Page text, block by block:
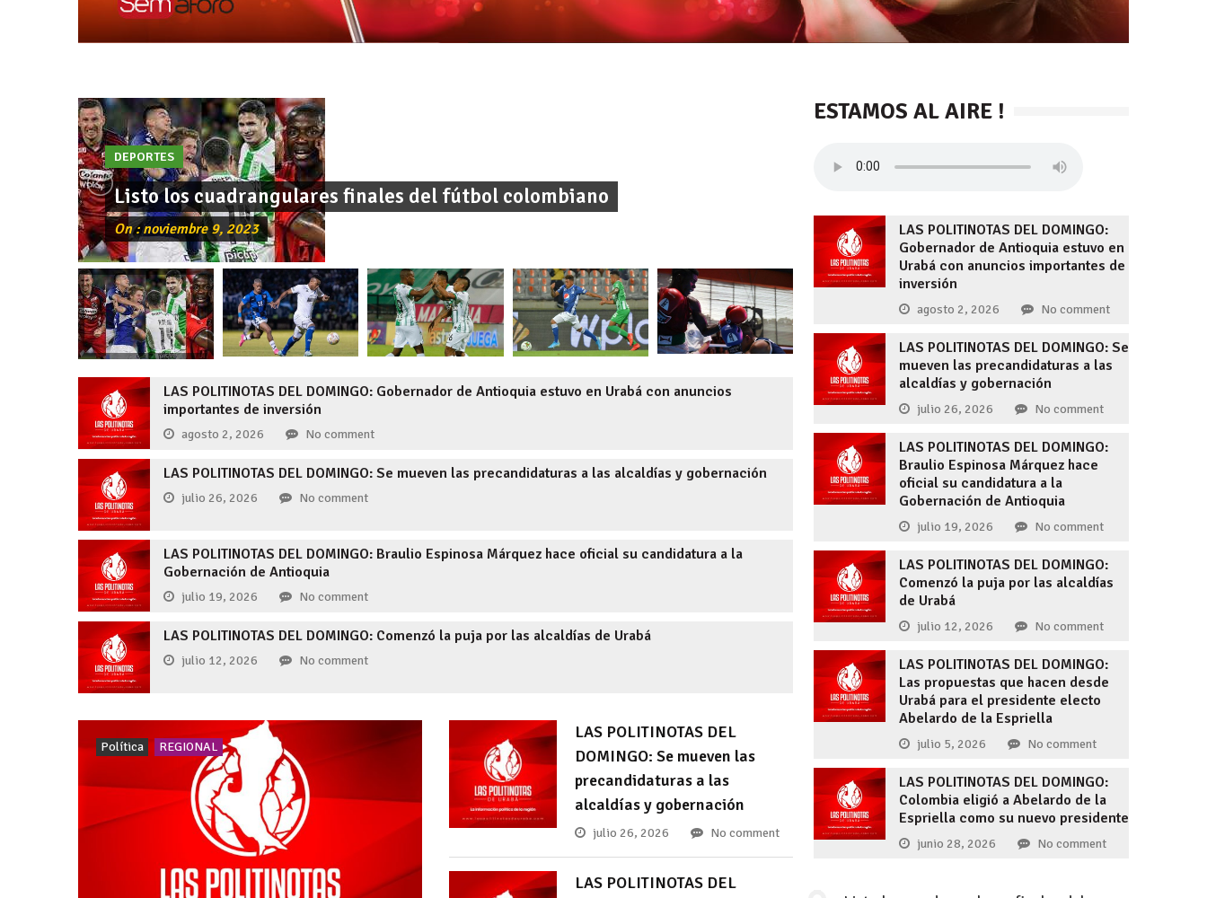
DEPORTES
Listo los cuadrangulares finales del fútbol colombiano
On : noviembre 9, 2023
DEPORTES
Millonarios aplazó su clasificación a la
empatar
On : junio 13, 2023
LAS POLITINOTAS DEL DOMINGO: Gobernador de Antioquia estuvo en Urabá con anuncios
importantes de inversión
agosto 2, 2026 No comment
LAS POLITINOTAS DEL DOMINGO: Se mueven las precandidaturas a las alcaldías y gobernación
julio 26, 2026 No comment
LAS POLITINOTAS DEL DOMINGO: Braulio Espinosa Márquez hace oficial su candidatura a la
Gobernación de Antioquia
julio 19, 2026 No comment
LAS POLITINOTAS DEL DOMINGO: Comenzó la puja por las alcaldías de Urabá
julio 12, 2026 No comment
Política REGIONAL
LAS POLITINOTAS DEL
DOMINGO: Se mueven las
precandidaturas a las
alcaldías y gobernación
julio 26, 2026 No comment
LAS POLITINOTAS DEL
ESTAMOS AL AIRE !
LAS POLITINOTAS DEL DOMINGO:
Gobernador de Antioquia estuvo en
Urabá con anuncios importantes de
inversión
agosto 2, 2026 No comment
LAS POLITINOTAS DEL DOMINGO: Se
mueven las precandidaturas a las
alcaldías y gobernación
julio 26, 2026 No comment
LAS POLITINOTAS DEL DOMINGO:
Braulio Espinosa Márquez hace
oficial su candidatura a la
Gobernación de Antioquia
julio 19, 2026 No comment
LAS POLITINOTAS DEL DOMINGO:
Comenzó la puja por las alcaldías
de Urabá
julio 12, 2026 No comment
LAS POLITINOTAS DEL DOMINGO:
Las propuestas que hacen desde
Urabá para el presidente electo
Abelardo de la Espriella
julio 5, 2026 No comment
LAS POLITINOTAS DEL DOMINGO:
Colombia eligió a Abelardo de la
Espriella como su nuevo presidente
junio 28, 2026 No comment